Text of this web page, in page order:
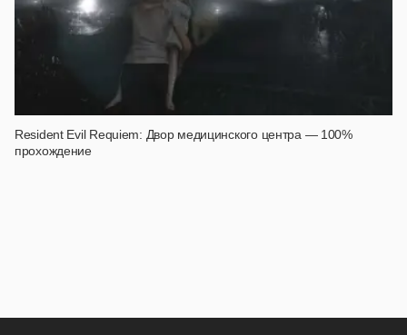
Resident Evil Requiem: Двор медицинского центра — 100%
прохождение